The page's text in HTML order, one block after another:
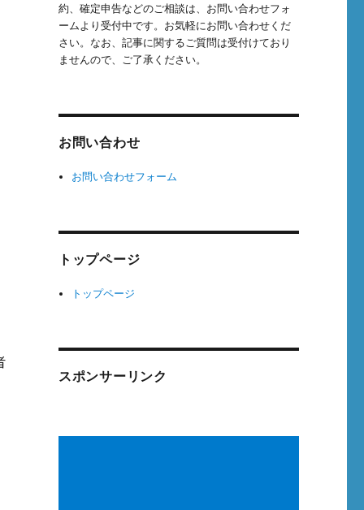
約、確定申告などのご相談は、お問い合わせフォ
ームより受付中です。お気軽にお問い合わせくだ
さい。なお、記事に関するご質問は受付けており
ませんので、ご了承ください。
お問い合わせ
お問い合わせフォーム
トップページ
トップページ
スポンサーリンク